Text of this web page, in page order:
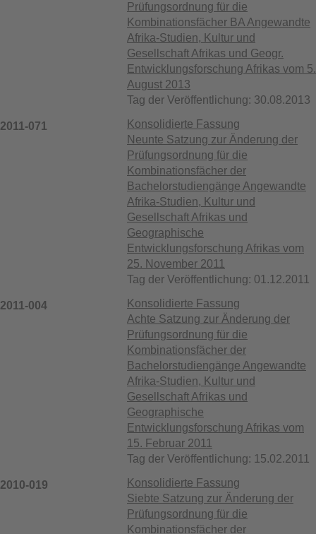
Prüfungsordnung für die
Kombinationsfächer BA Angewandte
Afrika-Studien, Kultur und
Gesellschaft Afrikas und Geogr.
Entwicklungsforschung Afrikas vom 5.
August 2013
Tag der Veröffentlichung: 30.08.2013
2011-071
Konsolidierte Fassung
Neunte Satzung zur Änderung der
Prüfungsordnung für die
Kombinationsfächer der
Bachelorstudiengänge Angewandte
Afrika-Studien, Kultur und
Gesellschaft Afrikas und
Geographische
Entwicklungsforschung Afrikas vom
25. November 2011
Tag der Veröffentlichung: 01.12.2011
2011-004
Konsolidierte Fassung
Achte Satzung zur Änderung der
Prüfungsordnung für die
Kombinationsfächer der
Bachelorstudiengänge Angewandte
Afrika-Studien, Kultur und
Gesellschaft Afrikas und
Geographische
Entwicklungsforschung Afrikas vom
15. Februar 2011
Tag der Veröffentlichung: 15.02.2011
2010-019
Konsolidierte Fassung
Siebte Satzung zur Änderung der
Prüfungsordnung für die
Kombinationsfächer der